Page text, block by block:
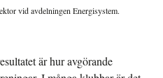
vid avdelningen Energisystem.
är hur avgörande